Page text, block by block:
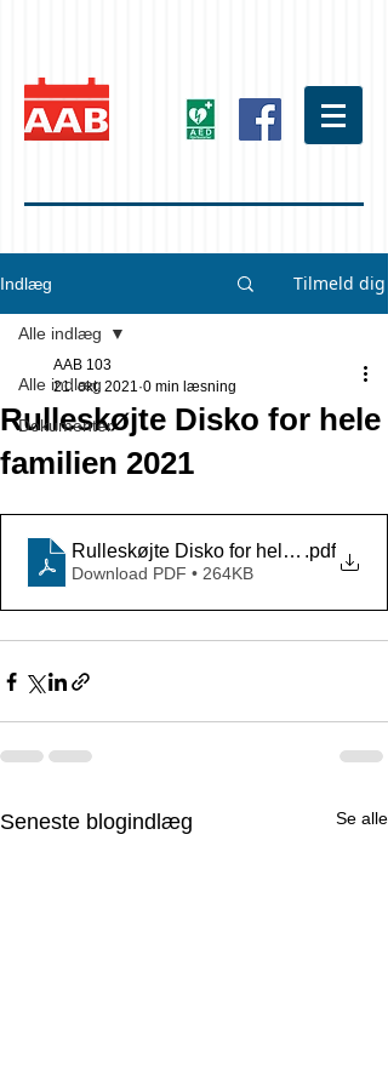
Indlæg Tilmeld dig
Alle indlæg
Dokumenter
Alle indlæg
Rulleskøjte Disko for hele
familien 2021
AAB 103
21. okt. 2021 0 min læsning
Rulleskøjte Disko for hele familien
.pdf
Download PDF • 264KB
Seneste blogindlæg Se alle